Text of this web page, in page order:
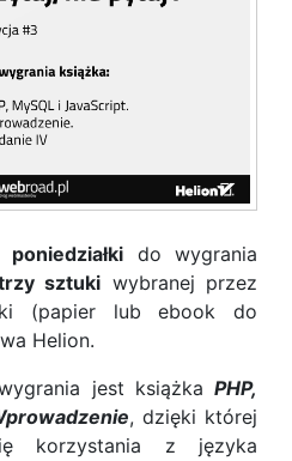
poniedziałki do wygrania
sztuki wybranej przez
(papier lub ebook do
Helion.
jest książkaPHP,
, dzięki której
korzystania z języka